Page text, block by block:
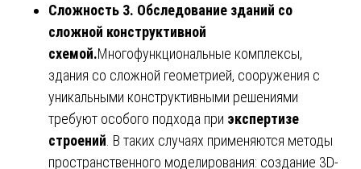
Сложность 3. Обследование зданий со
сложной конструктивной
схемой.Многофункциональные комплексы,
здания со сложной геометрией, сооружения с
уникальными конструктивными решениями
требуют особого подхода при экспертизе
строений . В таких случаях применяются методы
пространственного моделирования: создание 3D-